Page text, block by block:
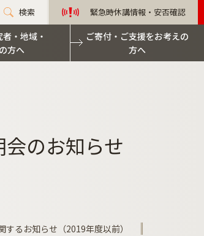
検索 緊急時休講情報・安否確認
・地域・
方へ
ご寄付・ご支援をお考えの
方へ
のお知らせ
るお知らせ（2019年度以前）